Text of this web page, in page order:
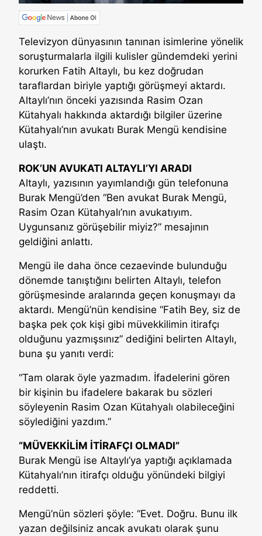
Televizyon dünyasının tanınan isimlerine yönelik
soruşturmalarla ilgili kulisler gündemdeki yerini
korurken Fatih Altaylı, bu kez doğrudan
taraflardan biriyle yaptığı görüşmeyi aktardı.
Altaylı’nın önceki yazısında Rasim Ozan
Kütahyalı hakkında aktardığı bilgiler üzerine
Kütahyalı’nın avukatı Burak Mengü kendisine
ulaştı.
ROK’UN AVUKATI ALTAYLI’YI ARADI
Altaylı, yazısının yayımlandığı gün telefonuna
Burak Mengü’den “Ben avukat Burak Mengü,
Rasim Ozan Kütahyalı’nın avukatıyım.
Uygunsanız görüşebilir miyiz?” mesajının
geldiğini anlattı.
Mengü ile daha önce cezaevinde bulunduğu
dönemde tanıştığını belirten Altaylı, telefon
görüşmesinde aralarında geçen konuşmayı da
aktardı. Mengü’nün kendisine “Fatih Bey, siz de
başka pek çok kişi gibi müvekkilimin itirafçı
olduğunu yazmışsınız” dediğini belirten Altaylı,
buna şu yanıtı verdi:
“Tam olarak öyle yazmadım. İfadelerini gören
bir kişinin bu ifadelere bakarak bu sözleri
söyleyenin Rasim Ozan Kütahyalı olabileceğini
söylediğini yazdım.”
“MÜVEKKİLİM İTİRAFÇI OLMADI”
Burak Mengü ise Altaylı’ya yaptığı açıklamada
Kütahyalı’nın itirafçı olduğu yönündeki bilgiyi
reddetti.
Mengü’nün sözleri şöyle: “Evet. Doğru. Bunu ilk
yazan değilsiniz ancak avukatı olarak şunu